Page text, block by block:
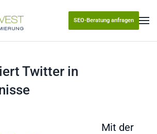
content
SEO-Beratung anfragen
Twitter in
Mit der